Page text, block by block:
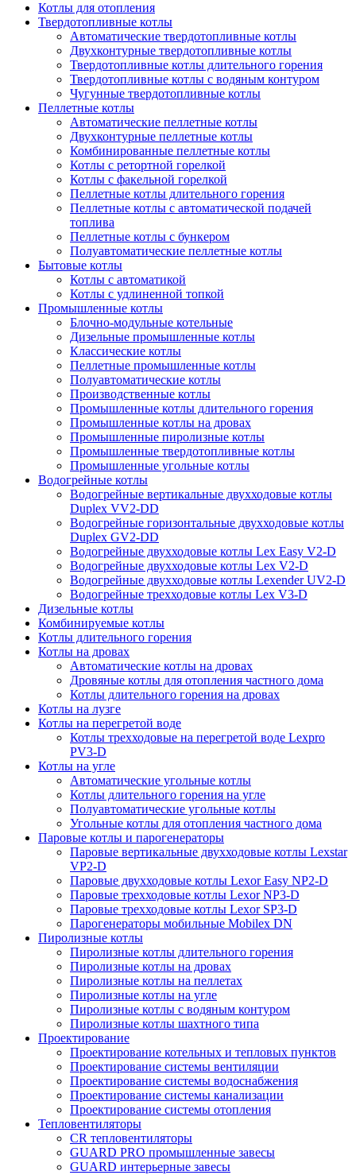
Котлы для отопления
Твердотопливные котлы
Автоматические твердотопливные котлы
Двухконтурные твердотопливные котлы
Твердотопливные котлы длительного горения
Твердотопливные котлы с водяным контуром
Чугунные твердотопливные котлы
Пеллетные котлы
Автоматические пеллетные котлы
Двухконтурные пеллетные котлы
Комбинированные пеллетные котлы
Котлы с ретортной горелкой
Котлы с факельной горелкой
Пеллетные котлы длительного горения
Пеллетные котлы с автоматической подачей
топлива
Пеллетные котлы с бункером
Полуавтоматические пеллетные котлы
Бытовые котлы
Котлы с автоматикой
Котлы с удлиненной топкой
Промышленные котлы
Блочно-модульные котельные
Дизельные промышленные котлы
Классические котлы
Пеллетные промышленные котлы
Полуавтоматические котлы
Производственные котлы
Промышленные котлы длительного горения
Промышленные котлы на дровах
Промышленные пиролизные котлы
Промышленные твердотопливные котлы
Промышленные угольные котлы
Водогрейные котлы
Водогрейные вертикальные двухходовые котлы
Duplex VV2-DD
Водогрейные горизонтальные двухходовые котлы
Duplex GV2-DD
Водогрейные двухходовые котлы Lex Easy V2-D
Водогрейные двухходовые котлы Lex V2-D
Водогрейные двухходовые котлы Lexender UV2-D
Водогрейные трехходовые котлы Lex V3-D
Дизельные котлы
Комбинируемые котлы
Котлы длительного горения
Котлы на дровах
Автоматические котлы на дровах
Дровяные котлы для отопления частного дома
Котлы длительного горения на дровах
Котлы на лузге
Котлы на перегретой воде
Котлы трехходовые на перегретой воде Lexpro
PV3-D
Котлы на угле
Автоматические угольные котлы
Котлы длительного горения на угле
Полуавтоматические угольные котлы
Угольные котлы для отопления частного дома
Паровые котлы и парогенераторы
Паровые вертикальные двухходовые котлы Lexstar
VP2-D
Паровые двухходовые котлы Lexor Easy NP2-D
Паровые трехходовые котлы Lexor NP3-D
Паровые трехходовые котлы Lexor SP3-D
Парогенераторы мобильные Mobilex DN
Пиролизные котлы
Пиролизные котлы длительного горения
Пиролизные котлы на дровах
Пиролизные котлы на пеллетах
Пиролизные котлы на угле
Пиролизные котлы с водяным контуром
Пиролизные котлы шахтного типа
Проектирование
Проектирование котельных и тепловых пунктов
Проектирование системы вентиляции
Проектирование системы водоснабжения
Проектирование системы канализации
Проектирование системы отопления
Тепловентиляторы
CR тепловентиляторы
GUARD PRO промышленные завесы
GUARD интерьерные завесы